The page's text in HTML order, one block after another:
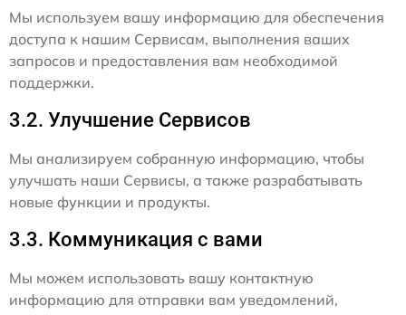
Мы используем вашу информацию для обеспечения
доступа к нашим Сервисам, выполнения ваших
запросов и предоставления вам необходимой
поддержки.
3.2. Улучшение Сервисов
Мы анализируем собранную информацию, чтобы
улучшать наши Сервисы, а также разрабатывать
новые функции и продукты.
3.3. Коммуникация с вами
Мы можем использовать вашу контактную
информацию для отправки вам уведомлений,